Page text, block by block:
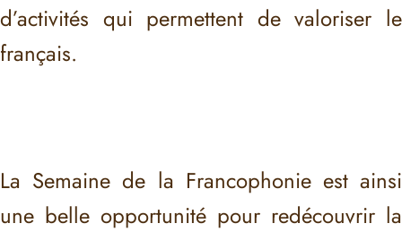
d’activités qui permettent de valoriser le
français.
La Semaine de la Francophonie est ainsi
une belle opportunité pour redécouvrir la